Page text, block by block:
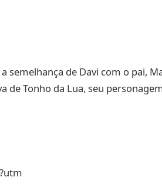
semelhança de Davi com o pai,
de Tonho da Lua, seu